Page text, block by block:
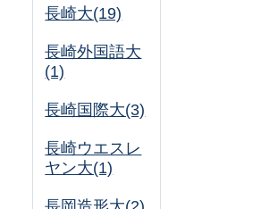
長崎大(19)
長崎外国語大
(1)
長崎国際大(3)
長崎ウエスレ
ヤン大(1)